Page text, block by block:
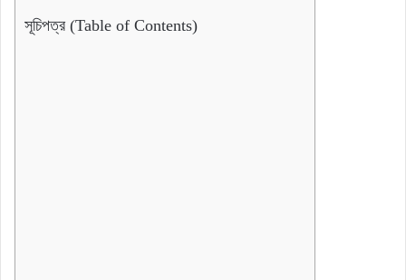
সূচিপত্র (Table of Contents)